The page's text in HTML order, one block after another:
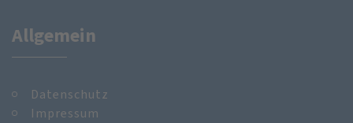
Allgemein
Datenschutz
Impressum